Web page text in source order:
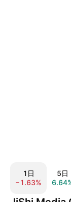
1日
−1.63%
5日